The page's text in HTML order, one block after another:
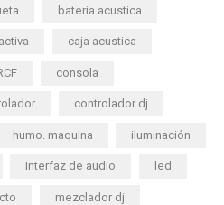
bateria acustica
caja acustica
consola
controlador dj
humo. maquina iluminación
Interfaz de audio led
mezclador dj